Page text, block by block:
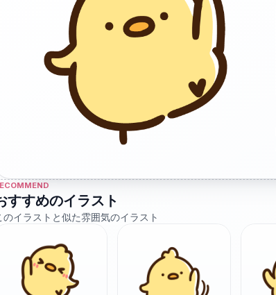
すすめのイラスト
のイラストと似た雰囲気のイラスト